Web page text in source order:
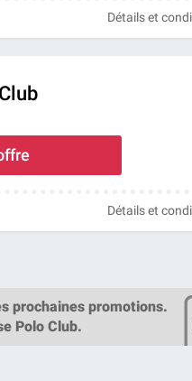
Détails et
Détails et
prochaines promotions.
Polo Club.